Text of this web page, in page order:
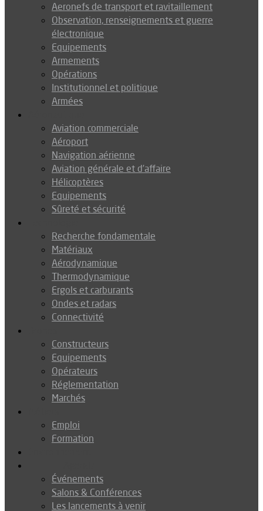
Aeronefs de transport et ravitaillement
Observation, renseignements et guerre
électronique
Equipements
Armements
Opérations
Institutionnel et politique
Armées
Aviation commerciale
Aéroport
Navigation aérienne
Aviation générale et d’affaire
Hélicoptères
Equipements
Sûreté et sécurité
Recherche fondamentale
Matériaux
Aérodynamique
Thermodynamique
Ergols et carburants
Ondes et radars
Connectivité
Constructeurs
Equipements
Opérateurs
Réglementation
Marchés
Emploi
Formation
Événements
Salons & Conférences
Les lancements à venir